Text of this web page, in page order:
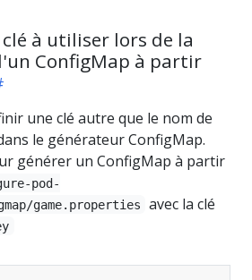
à utiliser lors de la
ConfigMap à partir
une clé autre que le nom de
le générateur ConfigMap.
générer un ConfigMap à partir
pod-
game.properties
avec la clé